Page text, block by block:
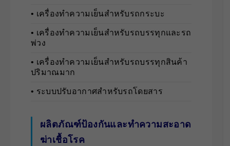
• เครื่องทำความเย็นสำหรับรถกระบะ
• เครื่องทำความเย็นสำหรับรถบรรทุกและรถ
พ่วง
• เครื่องทำความเย็นสำหรับรถบรรทุกสินค้า
ปริมาณมาก
• ระบบปรับอากาศสำหรับรถโดยสาร
ผลิตภัณฑ์ป้องกันและทำความสะอาด
ฆ่าเชื้อโรค